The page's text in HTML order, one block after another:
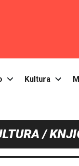
Kultura
/